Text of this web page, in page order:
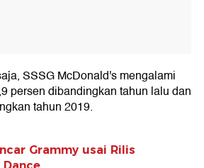
SSSG McDonald's mengalami
persen dibandingkan tahun lalu dan
tahun 2019.
Grammy usai Rilis